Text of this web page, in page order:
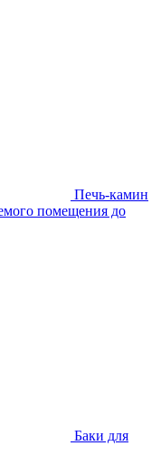
Печь-камин
помещения до
Баки для